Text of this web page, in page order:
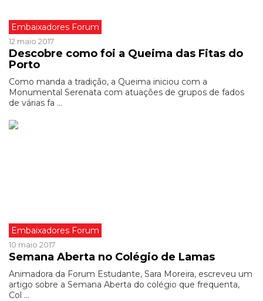
Embaixadores Forum
12 maio 2017
Descobre como foi a Queima das Fitas do
Porto
Como manda a tradição, a Queima iniciou com a
Monumental Serenata com atuações de grupos de fados
de várias fa ...
Embaixadores Forum
10 maio 2017
Semana Aberta no Colégio de Lamas
Animadora da Forum Estudante, Sara Moreira, escreveu um
artigo sobre a Semana Aberta do colégio que frequenta,
Col ...